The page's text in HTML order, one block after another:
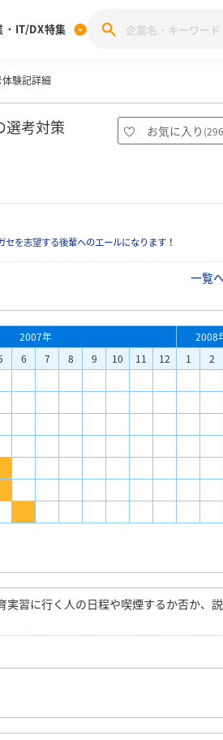
験記投稿キャンペーン
就職ブランド調査
みん
・IT/DX特集
28
験記詳細
選考対策
お気に入り (
を志望する後輩へのエールになります！
一覧
2007年
2008
6 7 8 9 10 11 12 1 2
習に行く人の日程や喫煙するか否か、